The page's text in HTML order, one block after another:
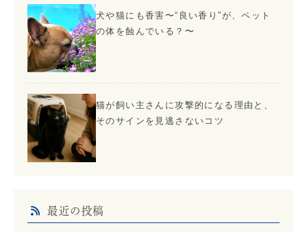
犬や猫にも香害〜“良い香り”が、ペット
の体を蝕んでいる？〜
猫が飼い主さんに攻撃的になる理由と、
そのサインを見逃さないコツ
最近の投稿